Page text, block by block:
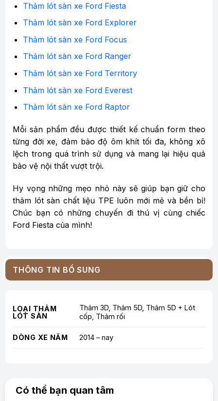
Thảm lót sàn xe Ford Fiesta
Thảm lót sàn xe Ford Explorer
Thảm lót sàn xe Ford Focus
Thảm lót sàn xe Ford Ranger
Thảm lót sàn xe Ford Territory
Thảm lót sàn xe Ford Everest
Thảm lót sàn xe Ford Raptor
Mỗi sản phẩm đều được thiết kế chuẩn form theo
từng đời xe, đảm bảo độ ôm khít tối đa, không xô
lệch trong quá trình sử dụng và mang lại hiệu quả
bảo vệ nội thất vượt trội.
Hy vọng những mẹo nhỏ này sẽ giúp bạn giữ cho
thảm lót sàn chất liệu TPE luôn mới mẻ và bền bỉ!
Chúc bạn có những chuyến đi thú vị cùng chiếc
Ford Fiesta của mình!
THÔNG TIN BỔ SUNG
LOẠI THẢM
LÓT SÀN
Thảm 3D, Thảm 5D, Thảm 5D + Lót
cốp, Thảm rối
DÒNG XE NĂM 2014 – nay
Có thể bạn quan tâm